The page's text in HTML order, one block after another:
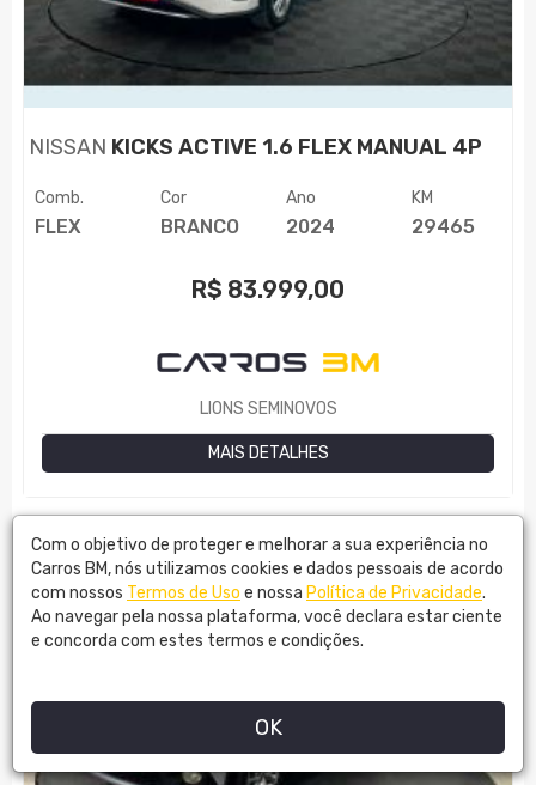
NISSAN KICKS ACTIVE 1.6 FLEX MANUAL 4P
Comb.
FLEX
Cor
BRANCO
Ano
2024
KM
29465
R$ 83.999,00
LIONS SEMINOVOS
MAIS DETALHES
Com o objetivo de proteger e melhorar a sua experiência no
Carros BM, nós utilizamos cookies e dados pessoais de acordo
com nossos Termos de Uso e nossa Política de Privacidade.
Ao navegar pela nossa plataforma, você declara estar ciente
e concorda com estes termos e condições.
OK